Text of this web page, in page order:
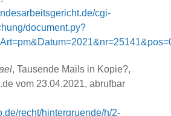
cgi-
document.py?
, Tausende Mails in Kopie?,
vom 23.04.2021, abrufbar
recht/hintergruende/h/2-